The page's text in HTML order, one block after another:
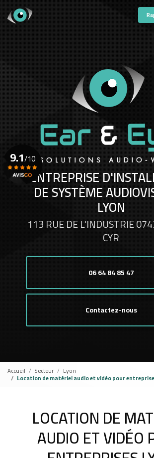
contenu
ENTREPRISE
DE SYSTÈME
LYON
113 RUE DE L'INDUSTRIE
CYR
06 64 84 85 47
Contactez-nous
9.1/10
Voir le certificat
Accueil Secteur Lyon
Location de matériel audio et vidéo pour
LOCATION DE
AUDIO ET VIDÉO